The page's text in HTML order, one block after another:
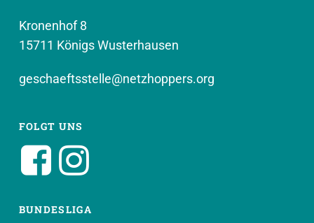
Kronenhof 8
15711 Königs Wusterhausen
geschaeftsstelle@netzhoppers.org
FOLGT UNS
BUNDESLIGA